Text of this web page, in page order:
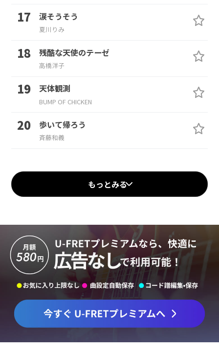
涙そうそう
夏川りみ
残酷な天使のテーゼ
高橋洋子
天体観測
BUMP OF CHICKEN
歩いて帰ろう
斉藤和義
もっとみる